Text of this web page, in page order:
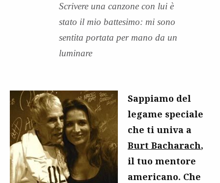
Scrivere una canzone con lui è
stato il mio battesimo: mi sono
sentita portata per mano da un
luminare
Sappiamo del
legame speciale
che ti univa a
Burt Bacharach,
il tuo mentore
americano. Che